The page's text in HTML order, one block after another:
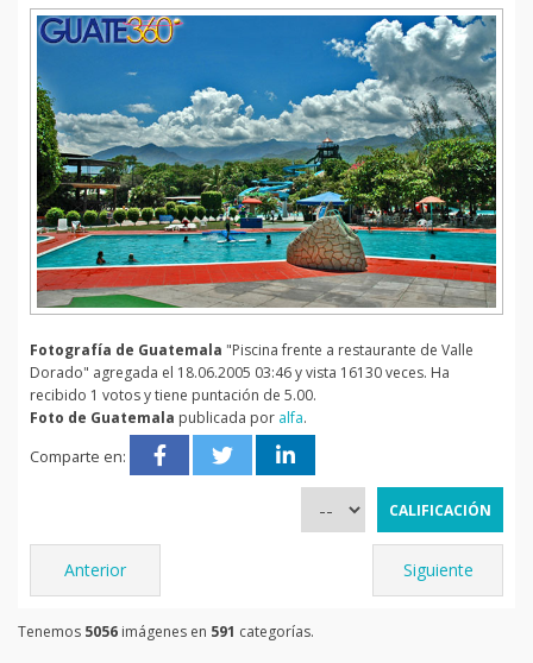
Fotografía de Guatemala "Piscina frente a restaurante de Valle
Dorado" agregada el 18.06.2005 03:46 y vista 16130 veces. Ha
recibido 1 votos y tiene puntación de 5.00.
Foto de Guatemala publicada por alfa.
Comparte en:
Anterior Siguiente
Tenemos 5056 imágenes en 591 categorías.